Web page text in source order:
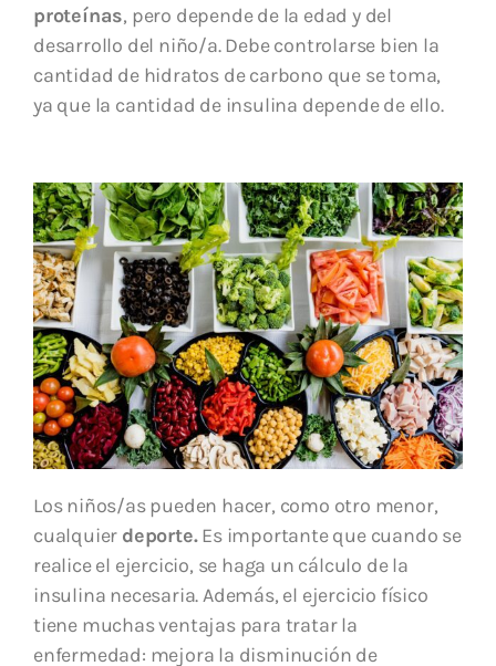
proteínas, pero depende de la edad y del
desarrollo del niño/a. Debe controlarse bien la
cantidad de hidratos de carbono que se toma,
ya que la cantidad de insulina depende de ello.
Los niños/as pueden hacer, como otro menor,
cualquier deporte.Es importante que cuando se
realice el ejercicio, se haga un cálculo de la
insulina necesaria. Además, el ejercicio físico
tiene muchas ventajas para tratar la
enfermedad: mejora la disminución de